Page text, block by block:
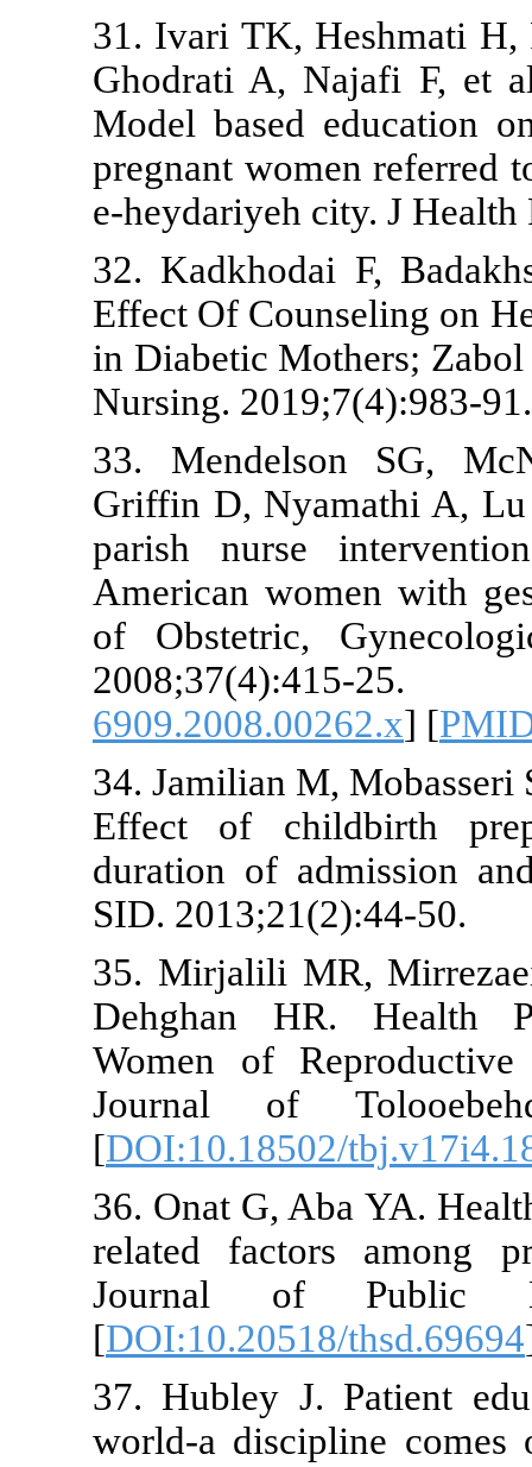
31. Ivari TK,
Ghodrati A,
Model
pregnant
e-
32.
Effect Of
in Diabetic
Nursing.
33.
Griffin D,
parish
American
of
34. Jamilian
Effect of
duration of
SID.
35. Mirjalili
Dehghan
Women of
Journal of
[
36. Onat G,
related
Journal
[
37. Hubley
world-a